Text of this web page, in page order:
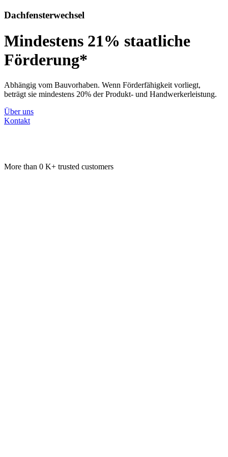
Dachfensterwechsel
Mindestens 21% staatliche
Förderung*
Abhängig vom Bauvorhaben. Wenn Förderfähigkeit vorliegt,
beträgt sie mindestens 20% der Produkt- und Handwerkerleistung.
Über uns
Kontakt
More than 0 K+ trusted customers